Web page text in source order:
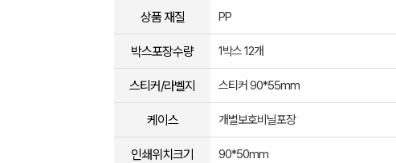
상품 재질 PP
박스포장수량 1박스 12개
스티커/라벨지 스티커 90*55mm
케이스 개별보호비닐포장
인쇄위치크기 90*50mm